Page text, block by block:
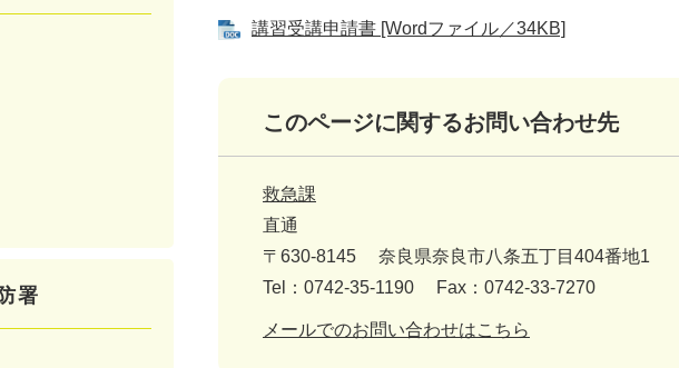
講習受講申請書 [Wordファイル／34KB]
このページに関するお問い合わせ先
救急課
直通
〒630-8145
奈良県奈良市八条五丁目404番地1
Tel：0742-35-1190
Fax：0742-33-7270
メールでのお問い合わせはこちら
署